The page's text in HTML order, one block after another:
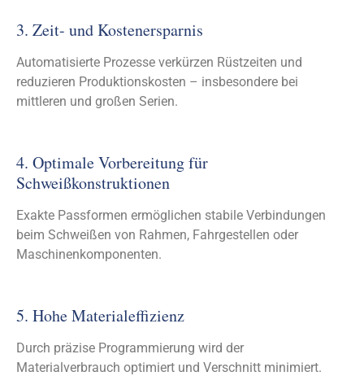
3. Zeit- und Kostenersparnis
Automatisierte Prozesse verkürzen Rüstzeiten und
reduzieren Produktionskosten – insbesondere bei
mittleren und großen Serien.
4. Optimale Vorbereitung für
Schweißkonstruktionen
Exakte Passformen ermöglichen stabile Verbindungen
beim Schweißen von Rahmen, Fahrgestellen oder
Maschinenkomponenten.
5. Hohe Materialeffizienz
Durch präzise Programmierung wird der
Materialverbrauch optimiert und Verschnitt minimiert.